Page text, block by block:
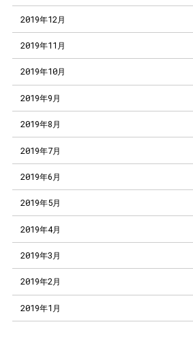
2019年12月
2019年11月
2019年10月
2019年9月
2019年8月
2019年7月
2019年6月
2019年5月
2019年4月
2019年3月
2019年2月
2019年1月